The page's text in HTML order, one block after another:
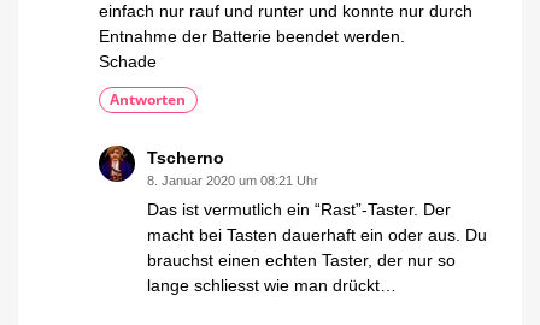
einfach nur rauf und runter und konnte nur durch
Entnahme der Batterie beendet werden.
Schade
Antworten
Tscherno
8. Januar 2020 um 08:21 Uhr
Das ist vermutlich ein “Rast”-Taster. Der
macht bei Tasten dauerhaft ein oder aus. Du
brauchst einen echten Taster, der nur so
lange schliesst wie man drückt…